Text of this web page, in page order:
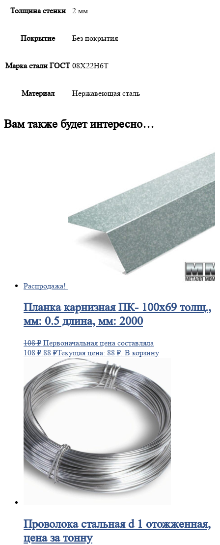
Толщина стенки 2 мм
Покрытие Без покрытия
Марка стали ГОСТ 08Х22Н6Т
Материал Нержавеющая сталь
Вам также будет интересно…
Распродажа!
Планкакарнизная ПК- 100х69 толщ.,
мм: 0.5 длина, мм: 2000
108₽ Первоначальная цена составляла
108 ₽. 88 ₽Текущая цена: 88 ₽. В корзину
Проволокастальная d 1 отожженная,
цена за тонну